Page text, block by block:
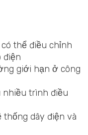
thể điều chỉnh
điện
giới hạn ở công
nhiều trình điều
thống dây điện và